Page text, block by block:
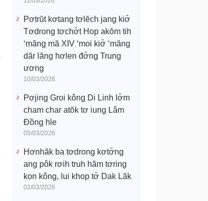
Pơtrŭt kơtang tơlĕch jang kiơ̆
Tơdrong tơchơ̆t Hop akŏm tih
‘măng mă XIV ‘moi kiơ̆ ‘măng
dăr lăng hơlen đơ̆ng Trung
ương
10/03/2026
Pơjing Groi kông Di Linh lơ̆m
cham char atŏk tơ iung Lâm
Đồng hle
05/03/2026
Hơnhăk ba tơdrong kơtơ̆ng
ang pôk rơih truh hăm tơring
kon kông, lui khop tơ̆ Dak Lăk
02/03/2026